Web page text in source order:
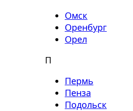
Омск
Оренбург
Орел
П
Пермь
Пенза
Подольск